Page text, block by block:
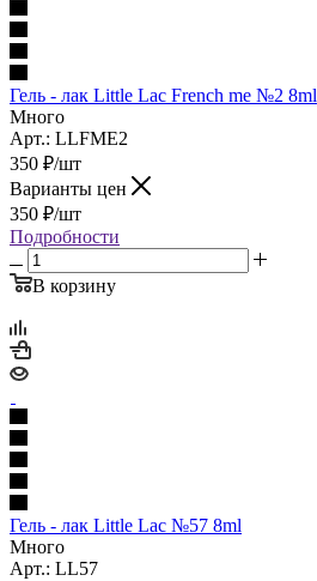
Гель - лак Little Lac French me №2 8ml
Много
Арт.: LLFME2
350 ₽/шт
Варианты цен
350 ₽/шт
Подробности
В корзину
Гель - лак Little Lac №57 8ml
Много
Арт.: LL57